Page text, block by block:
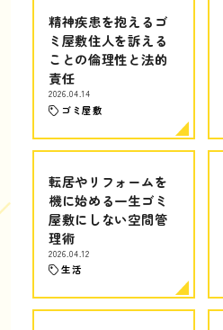
精神疾患を抱えるゴ
ミ屋敷住人を訴える
ことの倫理性と法的
責任
2026.04.14
ゴミ屋敷
転居やリフォームを
機に始める一生ゴミ
屋敷にしない空間管
理術
2026.04.12
生活